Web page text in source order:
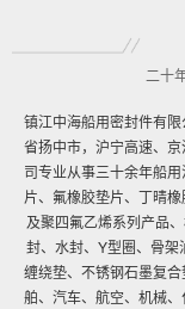
二十
镇江中海船用密封件有
省扬中市，沪宁高速、
司专业从事三十余年船
片、氟橡胶垫片、丁晴
及聚四氟乙烯系列产品
封、水封、Y型圈、骨
缠绕垫、不锈钢石墨复
舶、汽车、航空、机械